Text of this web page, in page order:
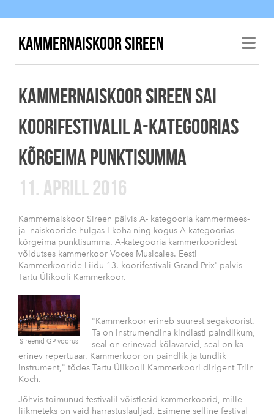
KAMMERNAISKOOR SIREEN
KAMMERNAISKOOR SIREEN SAI
KOORIFESTIVALIL A-KATEGOORIAS
KÕRGEIMA PUNKTISUMMA
11. APRILL 2016
Kammernaiskoor Sireen pälvis A- kategooria kammermees-
ja- naiskooride hulgas I koha ning kogus A-kategoorias
kõrgeima punktisumma. A-kategooria kammerkooridest
võidutses kammerkoor Voces Musicales. Eesti
Kammerkooride Liidu 13. koorifestivali Grand Prix' pälvis
Tartu Ülikooli Kammerkoor.
"Kammerkoor erineb suurest segakoorist.
Ta on instrumendina kindlasti paindlikum,
seal on erinevad kõlavärvid, seal on ka
erinev repertuaar. Kammerkoor on paindlik ja tundlik
instrument," tõdes Tartu Ülikooli Kammerkoori dirigent Triin
Koch.
Jõhvis toimunud festivalil võistlesid kammerkoorid, mille
liikmeteks on vaid harrastuslauljad. Esimene selline festival